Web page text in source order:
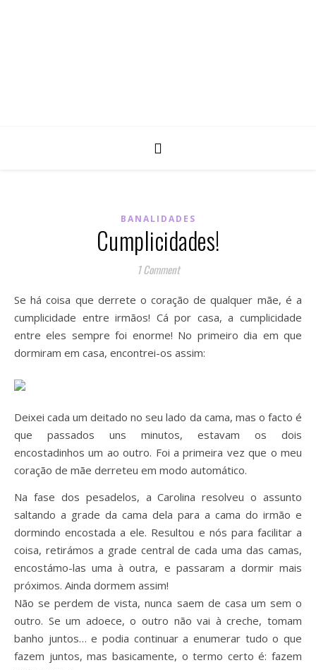
BANALIDADES
Cumplicidades!
1 Comment
Se há coisa que derrete o coração de qualquer mãe, é a
cumplicidade entre irmãos! Cá por casa, a cumplicidade
entre eles sempre foi enorme! No primeiro dia em que
dormiram em casa, encontrei-os assim:
Deixei cada um deitado no seu lado da cama, mas o facto é
que passados uns minutos, estavam os dois
encostadinhos um ao outro. Foi a primeira vez que o meu
coração de mãe derreteu em modo automático.
Na fase dos pesadelos, a Carolina resolveu o assunto
saltando a grade da cama dela para a cama do irmão e
dormindo encostada a ele. Resultou e nós para facilitar a
coisa, retirámos a grade central de cada uma das camas,
encostámo-las uma à outra, e passaram a dormir mais
próximos. Ainda dormem assim!
Não se perdem de vista, nunca saem de casa um sem o
outro. Se um adoece, o outro não vai à creche, tomam
banho juntos… e podia continuar a enumerar tudo o que
fazem juntos, mas basicamente, o termo certo é: fazem